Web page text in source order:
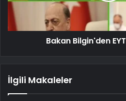
Bakan Bilgin'den
İlgili Makaleler